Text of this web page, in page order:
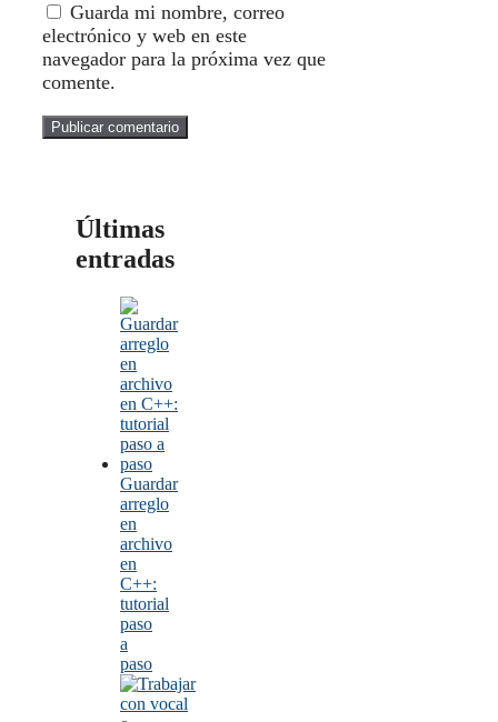
Guarda mi nombre, correo
electrónico y web en este
navegador para la próxima vez que
comente.
Últimas
entradas
Guardar
arreglo
en
archivo
en
C++:
tutorial
paso
a
paso